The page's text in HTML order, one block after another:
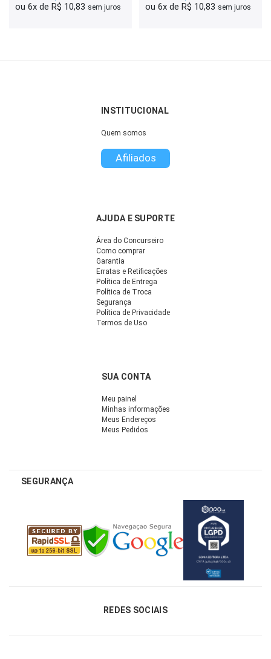
ou 6x de R$ 10,83 sem juros ou 6x de R$ 10,83 sem juros
INSTITUCIONAL
Quem somos
Afiliados
AJUDA E SUPORTE
Área do Concurseiro
Como comprar
Garantia
Erratas e Retificações
Política de Entrega
Política de Troca
Segurança
Política de Privacidade
Termos de Uso
SUA CONTA
Meu painel
Minhas informações
Meus Endereços
Meus Pedidos
SEGURANÇA
REDES SOCIAIS